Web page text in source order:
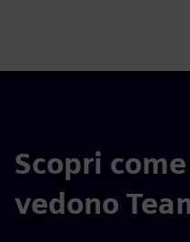
Scopri
vedono